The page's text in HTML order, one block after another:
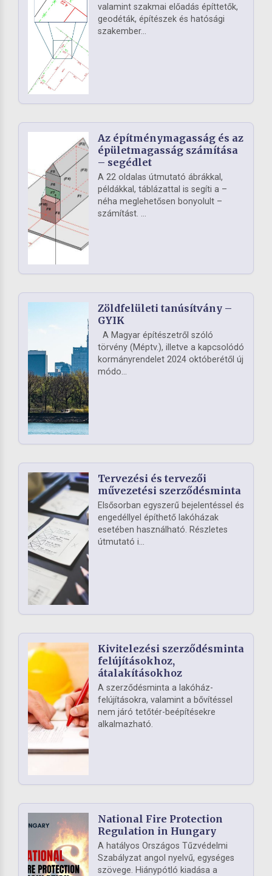
valamint szakmai előadás építtetők,
geodéták, építészek és hatósági
szakember...
Az építménymagasság és az
épületmagasság számítása
– segédlet
A 22 oldalas útmutató ábrákkal,
példákkal, táblázattal is segíti a –
néha meglehetősen bonyolult –
számítást. ...
Zöldfelületi tanúsítvány –
GYIK
A Magyar építészetről szóló
törvény (Méptv.), illetve a kapcsolódó
kormányrendelet 2024 októberétől új
módo...
Tervezési és tervezői
művezetési szerződésminta
Elsősorban egyszerű bejelentéssel és
engedéllyel építhető lakóházak
esetében használható. Részletes
útmutató i...
Kivitelezési szerződésminta
felújításokhoz,
átalakításokhoz
A szerződésminta a lakóház-
felújításokra, valamint a bővítéssel
nem járó tetőtér-beépítésekre
alkalmazható.
National Fire Protection
Regulation in Hungary
A hatályos Országos Tűzvédelmi
Szabályzat angol nyelvű, egységes
szövege. Hiánypótló kiadása a